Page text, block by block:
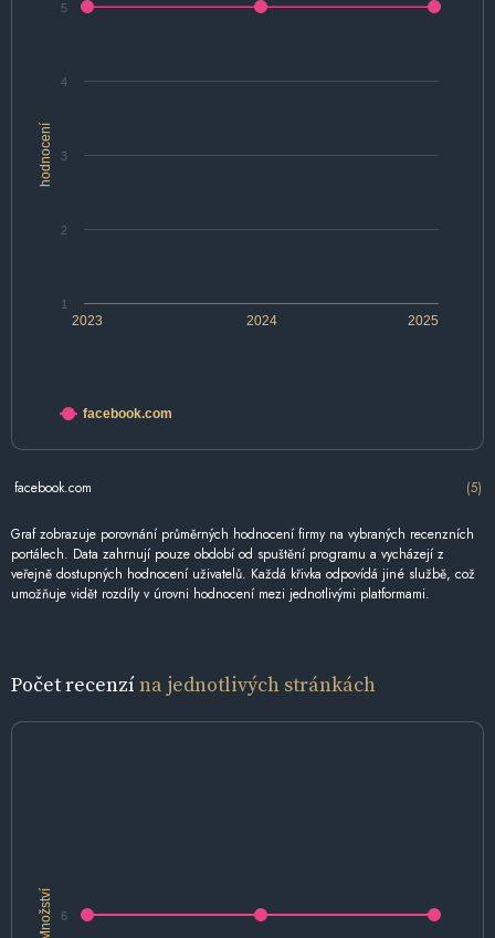
hodnocení
2023 2024 2025
1
2
3
4
5
facebook.com
facebook.com (5)
Graf zobrazuje porovnání průměrných hodnocení firmy na vybraných recenzních
portálech. Data zahrnují pouze období od spuštění programu a vycházejí z
veřejně dostupných hodnocení uživatelů. Každá křivka odpovídá jiné službě, což
umožňuje vidět rozdíly v úrovni hodnocení mezi jednotlivými platformami.
Počet recenzína jednotlivých stránkách
Množství 6